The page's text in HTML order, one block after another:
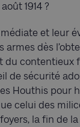
1914 ?
et leur
armes dès
contentieux
de sécurité
Houthis pour
celui des
la fin de